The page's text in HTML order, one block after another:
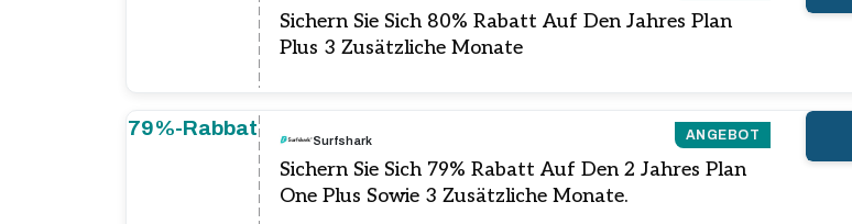
Sichern Sie Sich 80% Rabatt Auf Den Jahres Plan
Plus 3 Zusätzliche Monate
79%-Rabbat ANGEBOT
Surfshark
Sichern Sie Sich 79% Rabatt Auf Den 2 Jahres Plan
One Plus Sowie 3 Zusätzliche Monate.